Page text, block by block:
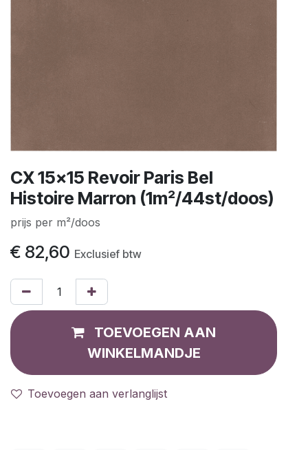
CX 15x15 Revoir Paris Bel
Histoire Marron (1m²/44st/doos)
prijs per m²/doos
€ 82,60 Exclusief btw
TOEVOEGEN AAN
WINKELMANDJE
Toevoegen aan verlanglijst